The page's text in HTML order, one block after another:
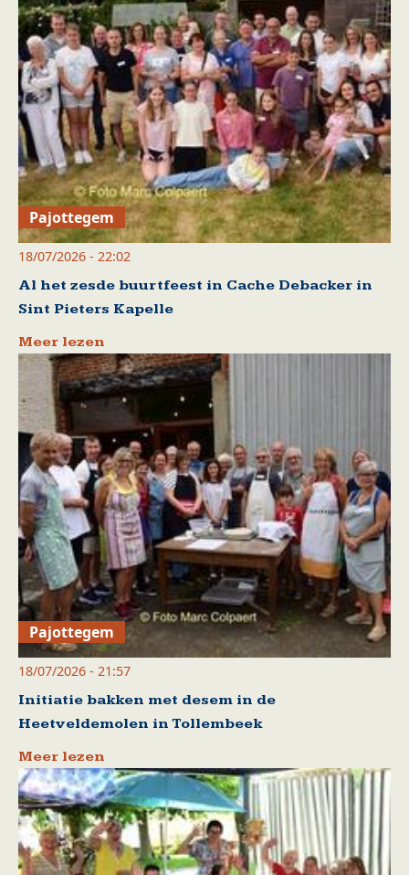
Pajottegem
18/07/2026 - 22:02
Al het zesde buurtfeest in Cache Debacker in
Sint Pieters Kapelle
Meer lezen
Pajottegem
18/07/2026 - 21:57
Initiatie bakken met desem in de
Heetveldemolen in Tollembeek
Meer lezen